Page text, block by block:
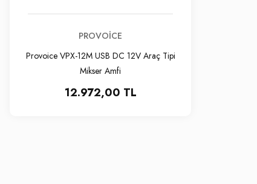
PROVOICE
Provoice VPX-12M USB DC 12V Araç Tipi
Mikser Amfi
12.972,00 TL